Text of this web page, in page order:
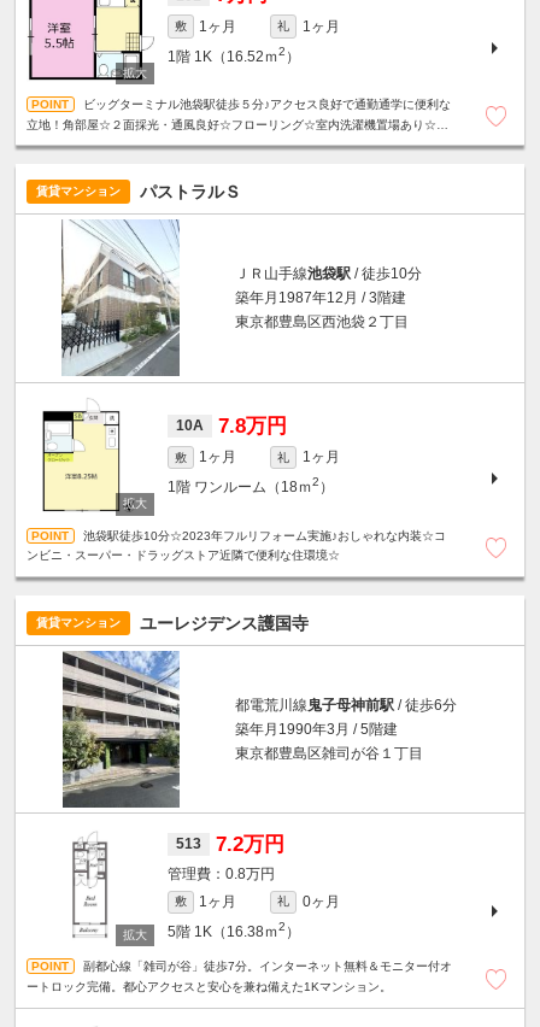
敷 1ヶ月 礼
1ヶ月
1階 1K（16.52ｍ2 ）
ビッグターミナル池袋駅徒歩５分♪アクセス良好で通勤通学に便利な
立地！角部屋☆２面採光・通風良好☆フローリング☆室内洗濯機置場あり☆ユ
賃貸マンション パストラルＳ
ＪＲ山手線池袋駅 / 徒歩10分
築年月1987年12月 / 3階建
東京都豊島区西池袋２丁目
10A 7.8万円
敷 1ヶ月 礼
1ヶ月
1階 ワンルーム（18ｍ2 ）
池袋駅徒歩10分☆2023年フルリフォーム実施♪おしゃれな内装☆コ
ンビニ・スーパー・ドラッグストア近隣で便利な住環境☆
賃貸マンション ユーレジデンス護国寺
都電荒川線鬼子母神前駅 / 徒歩6分
築年月1990年3月 / 5階建
東京都豊島区雑司が谷１丁目
513 7.2万円
0.8万円
敷 1ヶ月 礼
0ヶ月
5階 1K（16.38ｍ2 ）
副都心線「雑司が谷」徒歩7分。インターネット無料＆モニター付オ
ートロック完備。都心アクセスと安心を兼ね備えた1Kマンション。